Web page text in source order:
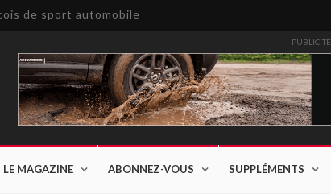
de sport automobile
PUBLICITÉ
LE MAGAZINE ABONNEZ-VOUS SUPPLÉMENTS